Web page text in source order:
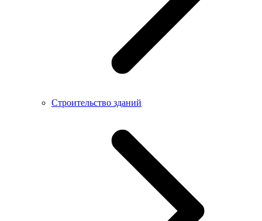
Строительство зданий